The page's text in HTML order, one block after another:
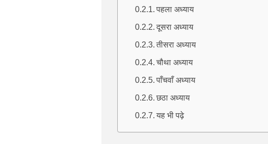
पहला अध्याय
दूसरा अध्याय
तीसरा अध्याय
चौथा अध्याय
पाँचवाँ अध्याय
छठा अध्याय
यह भी पढ़े